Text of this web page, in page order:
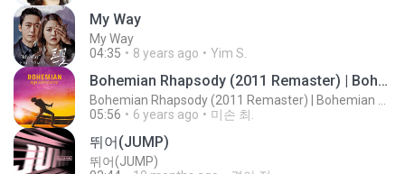
My Way
My Way
04:35
8 years ago Yim S.
Bohemian Rhapsody (2011 Remaster) | Bohemian Rhapsody OST
05:56
6 years ago 미손 최.
뛰어(JUMP)
뛰어(JUMP)